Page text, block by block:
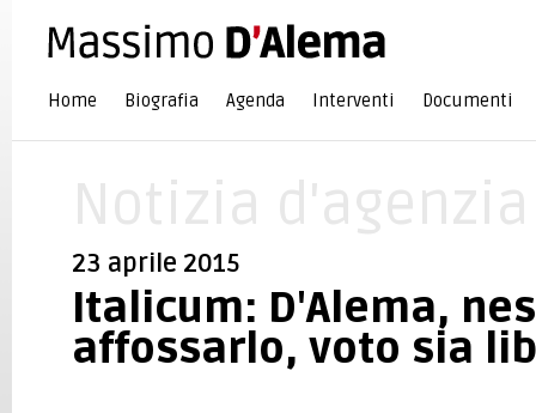
Home Biografia Agenda Interventi Documenti
23 aprile 2015
Italicum: D'Alema,
affossarlo, voto sia